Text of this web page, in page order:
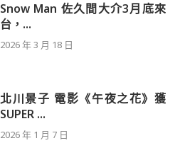
Snow Man 佐久間大介3月底來
台，...
2026 年 3 月 18 日
北川景子 電影《午夜之花》獲
SUPER ...
2026 年 1 月 7 日